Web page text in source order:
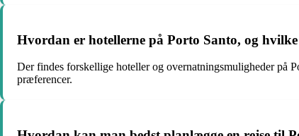
Hvordan er hotellerne på Porto Santo, og
Der findes forskellige hoteller og overnatningsmuligheder på
præferencer.